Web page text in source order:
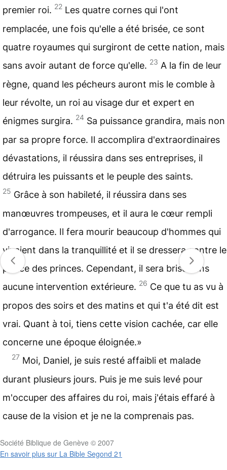
premier roi. 22 Les quatre cornes qui l'ont
remplacée, une fois qu'elle a été brisée, ce sont
quatre royaumes qui surgiront de cette nation, mais
sans avoir autant de force qu'elle. 23 A la fin de leur
règne, quand les pécheurs auront mis le comble à
leur révolte, un roi au visage dur et expert en
énigmes surgira. 24 Sa puissance grandira, mais non
par sa propre force. Il accomplira d'extraordinaires
dévastations, il réussira dans ses entreprises, il
détruira les puissants et le peuple des saints.
25 Grâce à son habileté, il réussira dans ses
manœuvres trompeuses, et il aura le cœur rempli
d'arrogance. Il fera mourir beaucoup d'hommes qui
vivaient dans la tranquillité et il se dressera contre le
prince des princes. Cependant, il sera brisé sans
aucune intervention extérieure. 26 Ce que tu as vu à
propos des soirs et des matins et qui t'a été dit est
vrai. Quant à toi, tiens cette vision cachée, car elle
concerne une époque éloignée.»
27 Moi, Daniel, je suis resté affaibli et malade
durant plusieurs jours. Puis je me suis levé pour
m'occuper des affaires du roi, mais j'étais effaré à
cause de la vision et je ne la comprenais pas.
Société Biblique de Genève © 2007
En savoir plus sur La Bible Segond 21